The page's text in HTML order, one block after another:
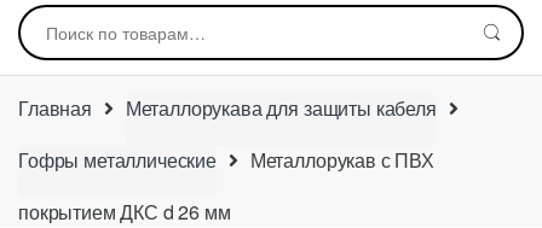
Искать:
Главная
Металлорукава для защиты кабеля
Гофры металлические
Металлорукав с ПВХ
покрытием ДКС d 26 мм